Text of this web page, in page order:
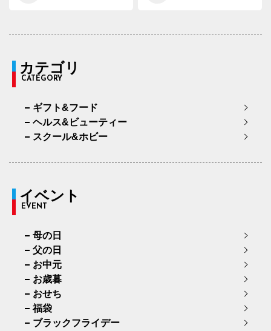
カテゴリ
CATEGORY
ギフト&フード
ヘルス&ビューティー
スクール&ホビー
イベント
EVENT
母の日
父の日
お中元
お歳暮
おせち
福袋
ブラックフライデー